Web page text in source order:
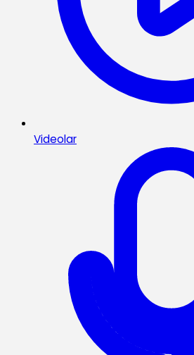
Videolar